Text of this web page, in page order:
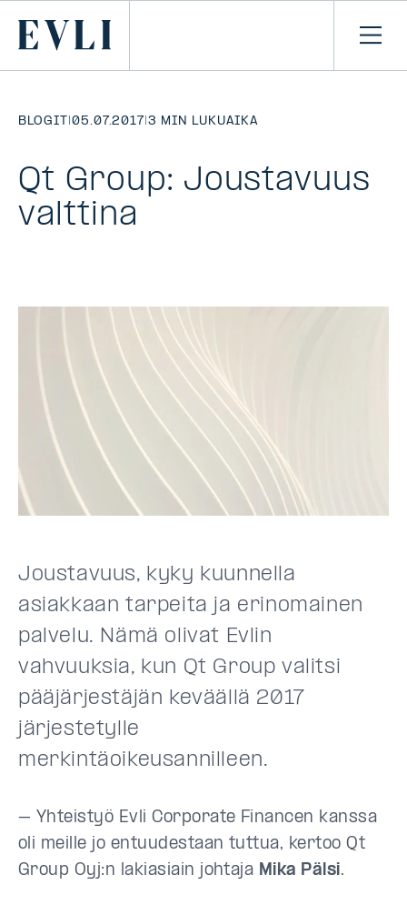
Primary
Avaa
BLOGIT |05.07.2017|3 MIN LUKUAIKA
Qt Group: Joustavuus
valttina
Joustavuus, kyky kuunnella
asiakkaan tarpeita ja erinomainen
palvelu. Nämä olivat Evlin
vahvuuksia, kun Qt Group valitsi
pääjärjestäjän keväällä 2017
järjestetylle
merkintäoikeusannilleen.
– Yhteistyö Evli Corporate Financen kanssa
oli meille jo entuudestaan tuttua, kertoo Qt
Group Oyj:n lakiasiain johtaja Mika Pälsi.